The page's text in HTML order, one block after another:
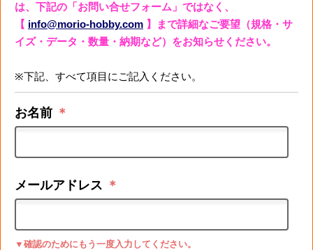
は、下記の「お問い合せフォーム」ではなく、
【 info@morio-hobby.com 】まで詳細なご要望（規格・サ
イズ・データ・数量・納期など）をお知らせください。
※下記、すべて項目にご記入ください。
お名前 ＊
メールアドレス ＊
▼確認のためにもう一度入力してください。